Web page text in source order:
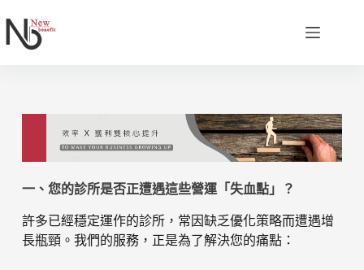
一、您的診所是否正遭遇這些營運「失血點」？
許多已經穩定運作的診所，常因缺乏優化策略而遭遇增
長瓶頸。我們的服務，正是為了解決您的痛點：